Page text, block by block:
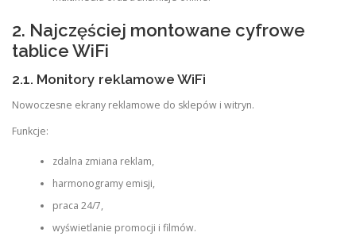
2. Najczęściej montowane cyfrowe
tablice WiFi
2.1. Monitory reklamowe WiFi
Nowoczesne ekrany reklamowe do sklepów i witryn.
Funkcje:
zdalna zmiana reklam,
harmonogramy emisji,
praca 24/7,
wyświetlanie promocji i filmów.